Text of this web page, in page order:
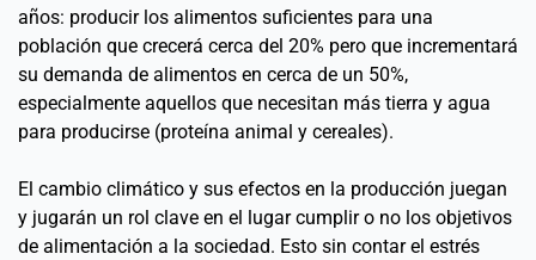
años: producir los alimentos suficientes para una
población que crecerá cerca del 20% pero que incrementará
su demanda de alimentos en cerca de un 50%,
especialmente aquellos que necesitan más tierra y agua
para producirse (proteína animal y cereales).
El cambio climático y sus efectos en la producción juegan
y jugarán un rol clave en el lugar cumplir o no los objetivos
de alimentación a la sociedad. Esto sin contar el estrés